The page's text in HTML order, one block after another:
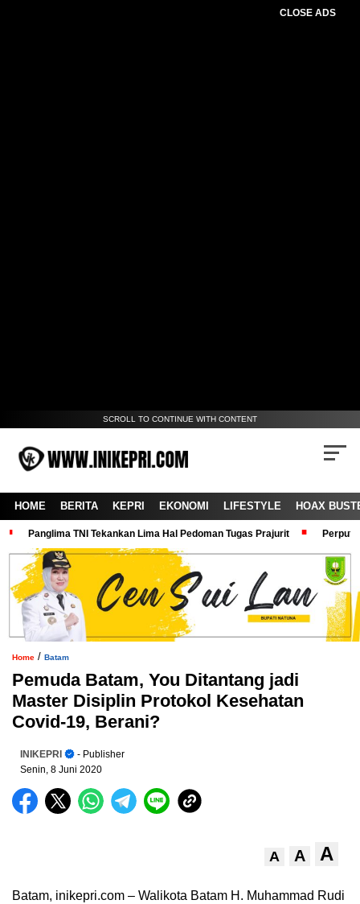
CLOSE ADS
SCROLL TO CONTINUE WITH CONTENT
HOME BERITA KEPRI EKONOMI LIFESTYLE HOAX
Panglima TNI Tekankan Lima Hal Pedoman Tugas Prajurit
Home / Batam
Pemuda Batam, You Ditantang jadi
Master Disiplin Protokol Kesehatan
Covid-19, Berani?
INIKEPRI
- Publisher
Senin, 8 Juni 2020
A A A
Batam, inikepri.com – Walikota Batam H. Muhammad Rudi